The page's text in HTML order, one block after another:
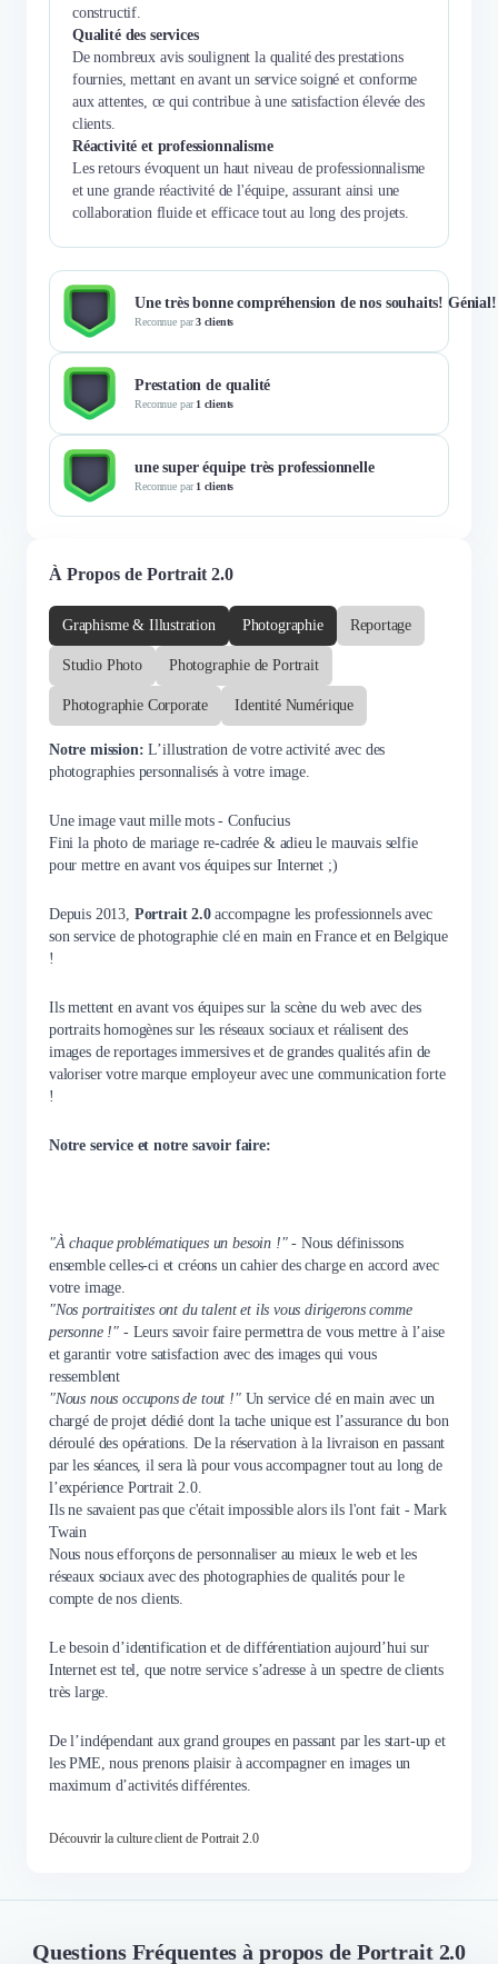
constructif.
Qualité des services
De nombreux avis soulignent la qualité des prestations
fournies, mettant en avant un service soigné et conforme
aux attentes, ce qui contribue à une satisfaction élevée des
clients.
Réactivité et professionnalisme
Les retours évoquent un haut niveau de professionnalisme
et une grande réactivité de l'équipe, assurant ainsi une
collaboration fluide et efficace tout au long des projets.
Une très bonne compréhension de nos souhaits! Génial!
Reconnue par3 clients
Prestation de qualité
Reconnue par1 clients
une super équipe très professionnelle
Reconnue par1 clients
À Propos de Portrait 2.0
Graphisme & Illustration Photographie Reportage
Studio Photo Photographie de Portrait
Photographie Corporate Identité Numérique
Notre mission: L’illustration de votre activité avec des
photographies personnalisés à votre image.
Une image vaut mille mots - Confucius
Fini la photo de mariage re-cadrée & adieu le mauvais selfie
pour mettre en avant vos équipes sur Internet ;)
Depuis 2013, Portrait 2.0accompagne les professionnels avec
son service de photographie clé en main en France et en Belgique
!
Ils mettent en avant vos équipes sur la scène du web avec des
portraits homogènes sur les réseaux sociaux et réalisent des
images de reportages immersives et de grandes qualités afin de
valoriser votre marque employeur avec une communication forte
!
Notre service et notre savoir faire:
"À chaque problématiques un besoin !"- Nous définissons
ensemble celles-ci et créons un cahier des charge en accord avec
votre image.
"Nos portraitistes ont du talent et ils vous dirigerons comme
personne !" - Leurs savoir faire permettra de vous mettre à l’aise
et garantir votre satisfaction avec des images qui vous
ressemblent
"Nous nous occupons de tout !"Un service clé en main avec un
chargé de projet dédié dont la tache unique est l’assurance du bon
déroulé des opérations. De la réservation à la livraison en passant
par les séances, il sera là pour vous accompagner tout au long de
l’expérience Portrait 2.0.
Ils ne savaient pas que c'était impossible alors ils l'ont fait - Mark
Twain
Nous nous efforçons de personnaliser au mieux le web et les
réseaux sociaux avec des photographies de qualités pour le
compte de nos clients.
Le besoin d’identification et de différentiation aujourd’hui sur
Internet est tel, que notre service s’adresse à un spectre de clients
très large.
De l’indépendant aux grand groupes en passant par les start-up et
les PME, nous prenons plaisir à accompagner en images un
maximum d’activités différentes.
Découvrir la culture client de Portrait 2.0
Questions Fréquentes à propos de Portrait 2.0